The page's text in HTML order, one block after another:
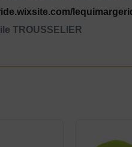
TROUSSELIER